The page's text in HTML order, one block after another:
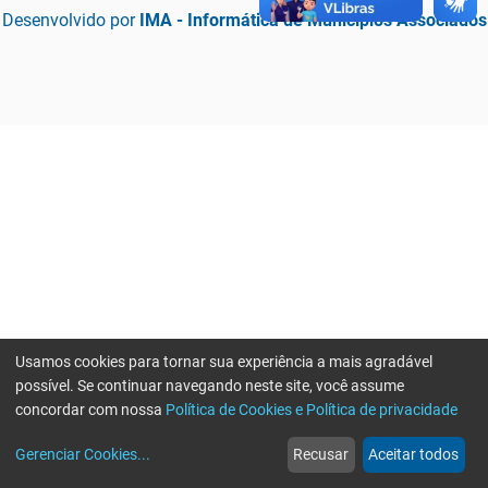
Desenvolvido por IMA - Informática de Municípios Associados
web
Notícias
more_horiz
Mais
Usamos cookies para tornar sua experiência a mais agradável
possível. Se continuar navegando neste site, você assume
concordar com nossa Política de Cookies e Política de privacidade
Gerenciar Cookies... Recusar Aceitar todos
Erro ao enviar informações, por favor tente novamente